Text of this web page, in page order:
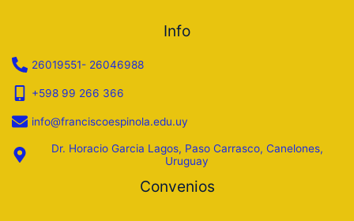
Info
26019551- 26046988
+598 99 266 366
info@franciscoespinola.edu.uy
Dr. Horacio Garcia Lagos, Paso Carrasco, Canelones,
Uruguay
Convenios